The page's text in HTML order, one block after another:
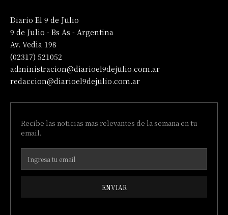
Diario El 9 de Julio
9 de Julio - Bs As - Argentina
Av. Vedia 198
(02317) 521052
administracion@diarioel9dejulio.com.ar
redaccion@diarioel9dejulio.com.ar
Recibe las noticias mas relevantes de la semana en tu
email.
ENVIAR